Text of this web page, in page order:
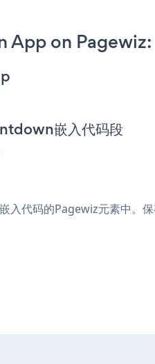
App on Pagewiz:
嵌入代码段
代码的Pagewiz元素中。